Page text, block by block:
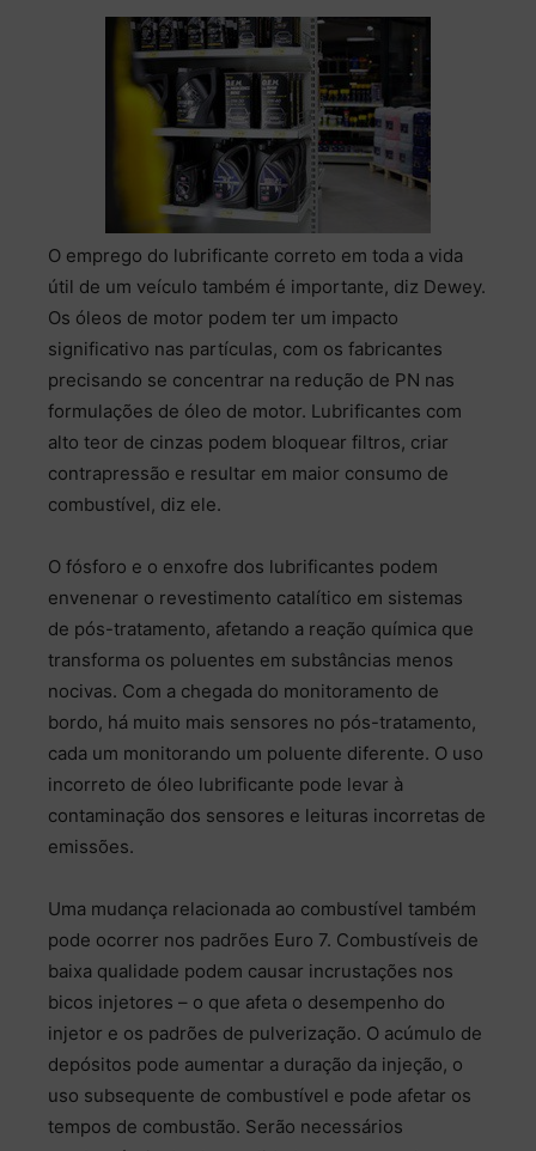
O emprego do lubrificante correto em toda a vida
útil de um veículo também é importante, diz Dewey.
Os óleos de motor podem ter um impacto
significativo nas partículas, com os fabricantes
precisando se concentrar na redução de PN nas
formulações de óleo de motor. Lubrificantes com
alto teor de cinzas podem bloquear filtros, criar
contrapressão e resultar em maior consumo de
combustível, diz ele.
O fósforo e o enxofre dos lubrificantes podem
envenenar o revestimento catalítico em sistemas
de pós-tratamento, afetando a reação química que
transforma os poluentes em substâncias menos
nocivas. Com a chegada do monitoramento de
bordo, há muito mais sensores no pós-tratamento,
cada um monitorando um poluente diferente. O uso
incorreto de óleo lubrificante pode levar à
contaminação dos sensores e leituras incorretas de
emissões.
Uma mudança relacionada ao combustível também
pode ocorrer nos padrões Euro 7. Combustíveis de
baixa qualidade podem causar incrustações nos
bicos injetores – o que afeta o desempenho do
injetor e os padrões de pulverização. O acúmulo de
depósitos pode aumentar a duração da injeção, o
uso subsequente de combustível e pode afetar os
tempos de combustão. Serão necessários